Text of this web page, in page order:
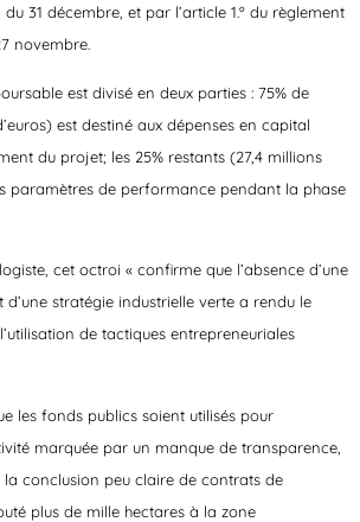
du 31 décembre, et par l’article 1.º du règlement
novembre.
est divisé en deux parties : 75% de
est destiné aux dépenses en capital
du projet; les 25% restants (27,4 millions
paramètres de performance pendant la phase
cet octroi « confirme que l’absence d’une
stratégie industrielle verte a rendu le
de tactiques entrepreneuriales
les fonds publics soient utilisés pour
marquée par un manque de transparence,
conclusion peu claire de contrats de
plus de mille hectares à la zone